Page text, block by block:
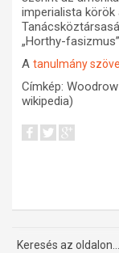
imperialista körök
„Horthy-
A tanulmány
Címkép:
wikipedia)